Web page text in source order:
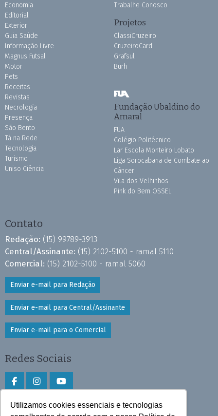
Utilizamos cookies essenciais e tecnologias
Economia
Editorial
Exterior
Guia Saúde
Informação Livre
Magnus Futsal
Motor
Pets
Receitas
Revistas
Necrologia
Presença
São Bento
Tá na Rede
Tecnologia
Turismo
Uniso Ciência
Trabalhe Conosco
Projetos
ClassiCruzeiro
CruzeiroCard
Grafsul
Burh
Fundação Ubaldino do
Amaral
FUA
Colégio Politécnico
Lar Escola Monteiro Lobato
Liga Sorocabana de Combate ao
Câncer
Vila dos Velhinhos
Pink do Bem OSSEL
Contato
Redação: (15) 99789-3913
Central/Assinante: (15) 2102-5100 - ramal 5110
Comercial: (15) 2102-5100 - ramal 5060
Enviar e-mail para Redação
Enviar e-mail para Central/Assinante
Enviar e-mail para o Comercial
Redes Sociais
Faça download do aplicativo